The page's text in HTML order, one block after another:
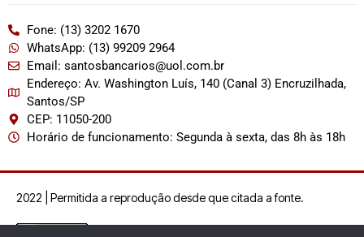
Fone: (13) 3202 1670
WhatsApp: (13) 99209 2964
Email: santosbancarios@uol.com.br
Endereço: Av. Washington Luís, 140 (Canal 3) Encruzilhada,
Santos/SP
CEP: 11050-200
Horário de funcionamento: Segunda à sexta, das 8h às 18h
2022 | Permitida a reprodução desde que citada a fonte.